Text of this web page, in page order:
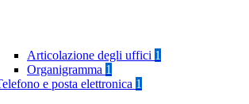
Articolazione degli uffici 1
Organigramma 1
e posta elettronica 1